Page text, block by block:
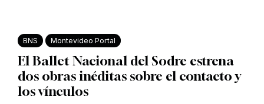
BNS Montevideo Portal
El Ballet Nacional del Sodre estrena
dos obras inéditas sobre el contacto y
los vínculos